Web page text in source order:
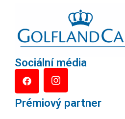
Sociální média
Prémiový partner